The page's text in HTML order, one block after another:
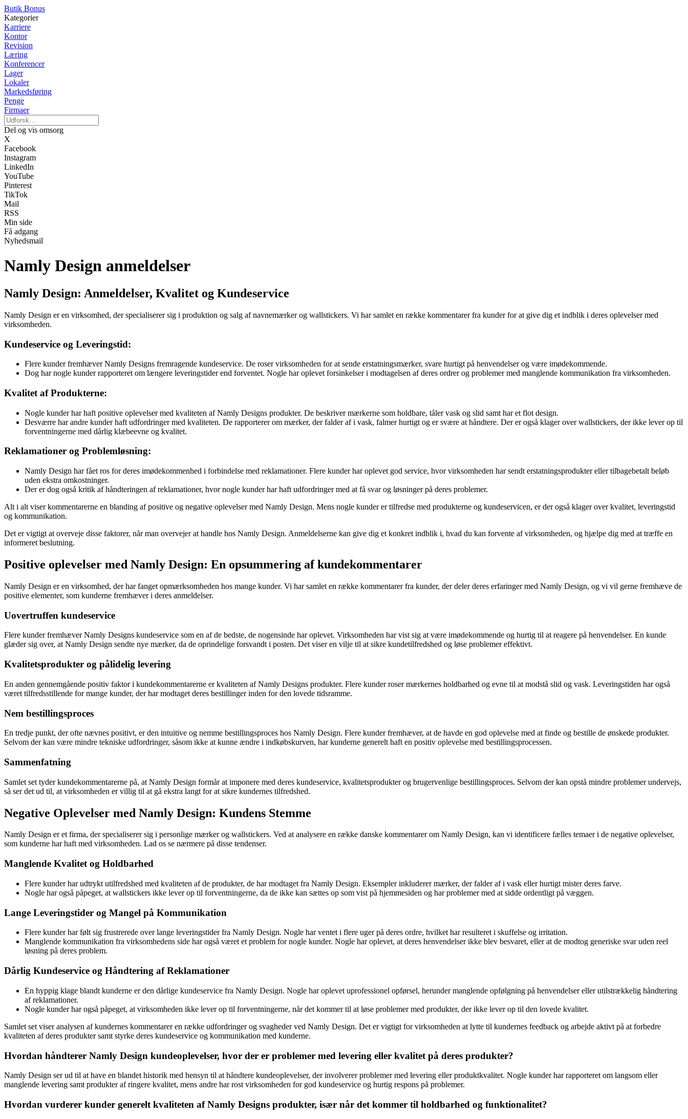
Butik Bonus
Kategorier
Karriere
Kontor
Revision
Læring
Konferencer
Lager
Lokaler
Markedsføring
Penge
Firmaer
Del og vis omsorg
X
Facebook
Instagram
LinkedIn
YouTube
Pinterest
TikTok
Mail
RSS
Min side
Få adgang
Nyhedsmail
Namly Design anmeldelser
Namly Design: Anmeldelser, Kvalitet og Kundeservice
Namly Design er en virksomhed, der specialiserer sig i produktion og salg af navnemærker og wallstickers. Vi har samlet en række kommentarer fra kunder for at give dig et indblik i deres oplevelser med
virksomheden.
Kundeservice og Leveringstid:
Flere kunder fremhæver Namly Designs fremragende kundeservice. De roser virksomheden for at sende erstatningsmærker, svare hurtigt på henvendelser og være imødekommende.
Dog har nogle kunder rapporteret om længere leveringstider end forventet. Nogle har oplevet forsinkelser i modtagelsen af deres ordrer og problemer med manglende kommunikation fra virksomheden.
Kvalitet af Produkterne:
Nogle kunder har haft positive oplevelser med kvaliteten af Namly Designs produkter. De beskriver mærkerne som holdbare, tåler vask og slid samt har et flot design.
Desværre har andre kunder haft udfordringer med kvaliteten. De rapporterer om mærker, der falder af i vask, falmer hurtigt og er svære at håndtere. Der er også klager over wallstickers, der ikke lever op til
forventningerne med dårlig klæbeevne og kvalitet.
Reklamationer og Problemløsning:
Namly Design har fået ros for deres imødekommenhed i forbindelse med reklamationer. Flere kunder har oplevet god service, hvor virksomheden har sendt erstatningsprodukter eller tilbagebetalt beløb
uden ekstra omkostninger.
Der er dog også kritik af håndteringen af reklamationer, hvor nogle kunder har haft udfordringer med at få svar og løsninger på deres problemer.
Alt i alt viser kommentarerne en blanding af positive og negative oplevelser med Namly Design. Mens nogle kunder er tilfredse med produkterne og kundeservicen, er der også klager over kvalitet, leveringstid
og kommunikation.
Det er vigtigt at overveje disse faktorer, når man overvejer at handle hos Namly Design. Anmeldelserne kan give dig et konkret indblik i, hvad du kan forvente af virksomheden, og hjælpe dig med at træffe en
informeret beslutning.
Positive oplevelser med Namly Design: En opsummering af kundekommentarer
Namly Design er en virksomhed, der har fanget opmærksomheden hos mange kunder. Vi har samlet en række kommentarer fra kunder, der deler deres erfaringer med Namly Design, og vi vil gerne fremhæve de
positive elementer, som kunderne fremhæver i deres anmeldelser.
Uovertruffen kundeservice
Flere kunder fremhæver Namly Designs kundeservice som en af de bedste, de nogensinde har oplevet. Virksomheden har vist sig at være imødekommende og hurtig til at reagere på henvendelser. En kunde
glæder sig over, at Namly Design sendte nye mærker, da de oprindelige forsvandt i posten. Det viser en vilje til at sikre kundetilfredshed og løse problemer effektivt.
Kvalitetsprodukter og pålidelig levering
En anden gennemgående positiv faktor i kundekommentarerne er kvaliteten af Namly Designs produkter. Flere kunder roser mærkernes holdbarhed og evne til at modstå slid og vask. Leveringstiden har også
været tilfredsstillende for mange kunder, der har modtaget deres bestillinger inden for den lovede tidsramme.
Nem bestillingsproces
En tredje punkt, der ofte nævnes positivt, er den intuitive og nemme bestillingsproces hos Namly Design. Flere kunder fremhæver, at de havde en god oplevelse med at finde og bestille de ønskede produkter.
Selvom der kan være mindre tekniske udfordringer, såsom ikke at kunne ændre i indkøbskurven, har kunderne generelt haft en positiv oplevelse med bestillingsprocessen.
Sammenfatning
Samlet set tyder kundekommentarerne på, at Namly Design formår at imponere med deres kundeservice, kvalitetsprodukter og brugervenlige bestillingsproces. Selvom der kan opstå mindre problemer undervejs,
så ser det ud til, at virksomheden er villig til at gå ekstra langt for at sikre kundernes tilfredshed.
Negative Oplevelser med Namly Design: Kundens Stemme
Namly Design er et firma, der specialiserer sig i personlige mærker og wallstickers. Ved at analysere en række danske kommentarer om Namly Design, kan vi identificere fælles temaer i de negative oplevelser,
som kunderne har haft med virksomheden. Lad os se nærmere på disse tendenser.
Manglende Kvalitet og Holdbarhed
Flere kunder har udtrykt utilfredshed med kvaliteten af de produkter, de har modtaget fra Namly Design. Eksempler inkluderer mærker, der falder af i vask eller hurtigt mister deres farve.
Nogle har også påpeget, at wallstickers ikke lever op til forventningerne, da de ikke kan sættes op som vist på hjemmesiden og har problemer med at sidde ordentligt på væggen.
Lange Leveringstider og Mangel på Kommunikation
Flere kunder har følt sig frustrerede over lange leveringstider fra Namly Design. Nogle har ventet i flere uger på deres ordre, hvilket har resulteret i skuffelse og irritation.
Manglende kommunikation fra virksomhedens side har også været et problem for nogle kunder. Nogle har oplevet, at deres henvendelser ikke blev besvaret, eller at de modtog generiske svar uden reel
løsning på deres problem.
Dårlig Kundeservice og Håndtering af Reklamationer
En hyppig klage blandt kunderne er den dårlige kundeservice fra Namly Design. Nogle har oplevet uprofessionel opførsel, herunder manglende opfølgning på henvendelser eller utilstrækkelig håndtering
af reklamationer.
Nogle kunder har også påpeget, at virksomheden ikke lever op til forventningerne, når det kommer til at løse problemer med produkter, der ikke lever op til den lovede kvalitet.
Samlet set viser analysen af kundernes kommentarer en række udfordringer og svagheder ved Namly Design. Det er vigtigt for virksomheden at lytte til kundernes feedback og arbejde aktivt på at forbedre
kvaliteten af deres produkter samt styrke deres kundeservice og kommunikation med kunderne.
Hvordan håndterer Namly Design kundeoplevelser, hvor der er problemer med levering eller kvalitet på deres produkter?
Namly Design ser ud til at have en blandet historik med hensyn til at håndtere kundeoplevelser, der involverer problemer med levering eller produktkvalitet. Nogle kunder har rapporteret om langsom eller
manglende levering samt produkter af ringere kvalitet, mens andre har rost virksomheden for god kundeservice og hurtig respons på problemer.
Hvordan vurderer kunder generelt kvaliteten af Namly Designs produkter, især når det kommer til holdbarhed og funktionalitet?